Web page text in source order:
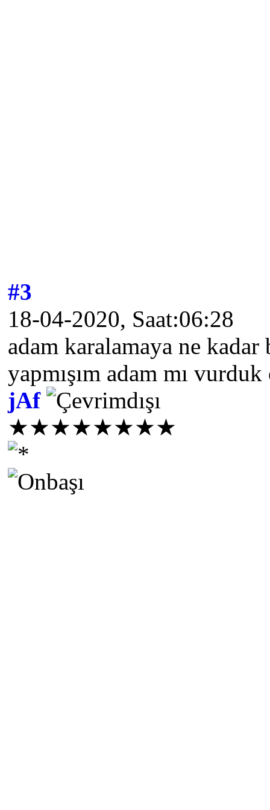
#3
18-04-2020, Saat:06:28
adam karalamaya ne kadar
yapmışım adam mı
jAf
★★★★★★★★